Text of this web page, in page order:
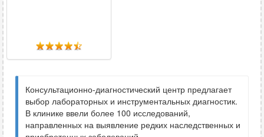
Консультационно-диагностический центр предлагает
выбор лабораторных и инструментальных диагностик.
В клинике ввели более 100 исследований,
направленных на выявление редких наследственных и